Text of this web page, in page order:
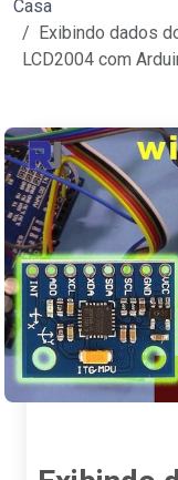
Casa
Exibindo dados
LCD2004 com